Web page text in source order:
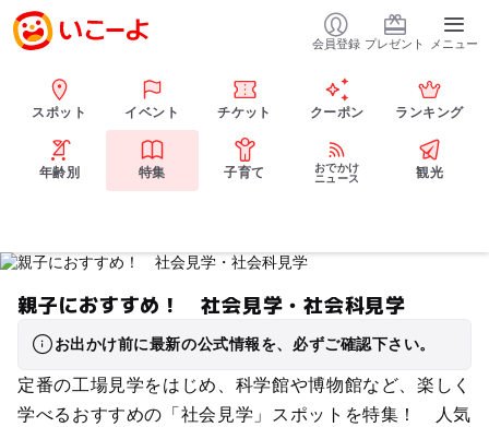
会員登録 プレゼント メニュー
スポット イベント チケット クーポン ランキング
年齢別 特集 子育て
おでかけ
ニュース
観光
親子におすすめ！ 社会見学・社会科見学
お出かけ前に最新の公式情報を、必ずご確認下さい。
定番の工場見学をはじめ、科学館や博物館など、楽しく
学べるおすすめの「社会見学」スポットを特集！ 人気